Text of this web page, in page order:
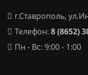
г.Ставрополь,
Телефон: 8 (8652)
Пн - Вс: 9:00 - 1:00